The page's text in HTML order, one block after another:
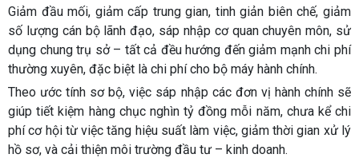
Giảm đầu mối, giảm cấp trung gian, tinh giản biên chế, giảm
số lượng cán bộ lãnh đạo, sáp nhập cơ quan chuyên môn, sử
dụng chung trụ sở – tất cả đều hướng đến giảm mạnh chi phí
thường xuyên, đặc biệt là chi phí cho bộ máy hành chính.
Theo ước tính sơ bộ, việc sáp nhập các đơn vị hành chính sẽ
giúp tiết kiệm hàng chục nghìn tỷ đồng mỗi năm, chưa kể chi
phí cơ hội từ việc tăng hiệu suất làm việc, giảm thời gian xử lý
hồ sơ, và cải thiện môi trường đầu tư – kinh doanh.